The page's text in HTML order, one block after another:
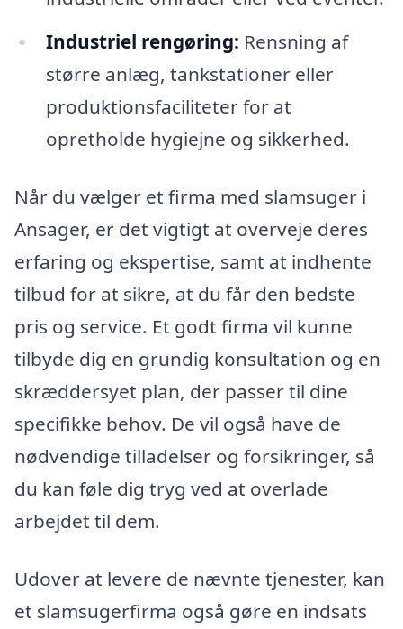
Industriel rengøring: Rensning af
større anlæg, tankstationer eller
produktionsfaciliteter for at
opretholde hygiejne og sikkerhed.
Når du vælger et firma med slamsuger i
Ansager, er det vigtigt at overveje deres
erfaring og ekspertise, samt at indhente
tilbud for at sikre, at du får den bedste
pris og service. Et godt firma vil kunne
tilbyde dig en grundig konsultation og en
skræddersyet plan, der passer til dine
specifikke behov. De vil også have de
nødvendige tilladelser og forsikringer, så
du kan føle dig tryg ved at overlade
arbejdet til dem.
Udover at levere de nævnte tjenester, kan
et slamsugerfirma også gøre en indsats